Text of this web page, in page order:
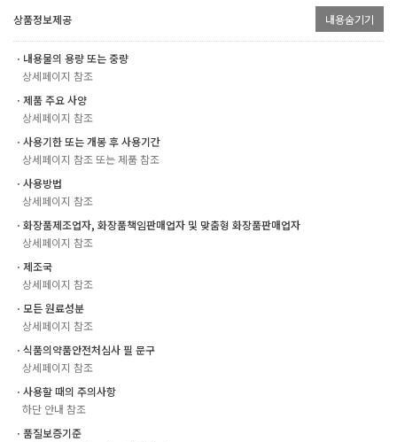
상품정보제공 내용숨기기
ㆍ내용물의 용량 또는 중량
상세페이지 참조
ㆍ제품 주요 사양
상세페이지 참조
ㆍ사용기한 또는 개봉 후 사용기간
상세페이지 참조 또는 제품 참조
ㆍ사용방법
상세페이지 참조
ㆍ화장품제조업자, 화장품책임판매업자 및 맞춤형 화장품판매업자
상세페이지 참조
ㆍ제조국
상세페이지 참조
ㆍ모든 원료성분
상세페이지 참조
ㆍ식품의약품안전처심사 필 문구
상세페이지 참조
ㆍ사용할 때의 주의사항
하단 안내 참조
ㆍ품질보증기준